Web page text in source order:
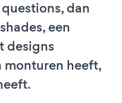
dan
een
designs
heeft,